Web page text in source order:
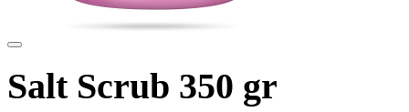
Salt Scrub 350 gr